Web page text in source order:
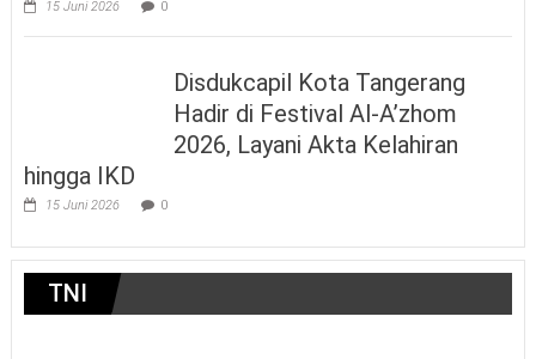
15 Juni 2026 0
Disdukcapil Kota Tangerang
Hadir di Festival Al-A’zhom
2026, Layani Akta Kelahiran
hingga IKD
15 Juni 2026 0
TNI